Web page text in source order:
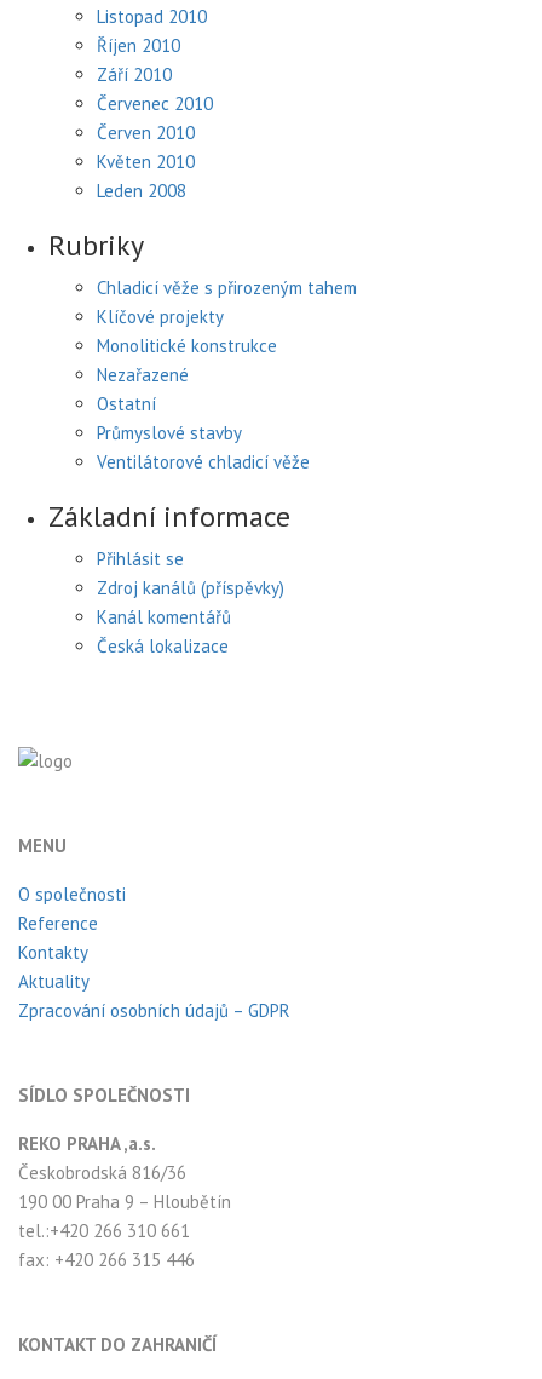
Listopad 2010
Říjen 2010
Září 2010
Červenec 2010
Červen 2010
Květen 2010
Leden 2008
Rubriky
Chladicí věže s přirozeným tahem
Klíčové projekty
Monolitické konstrukce
Nezařazené
Ostatní
Průmyslové stavby
Ventilátorové chladicí věže
Základní informace
Přihlásit se
Zdroj kanálů (příspěvky)
Kanál komentářů
Česká lokalizace
MENU
O společnosti
Reference
Kontakty
Aktuality
Zpracování osobních údajů – GDPR
SÍDLO SPOLEČNOSTI
REKO PRAHA ,a.s.
Českobrodská 816/36
190 00 Praha 9 – Hloubětín
tel.:+420 266 310 661
fax: +420 266 315 446
KONTAKT DO ZAHRANIČÍ